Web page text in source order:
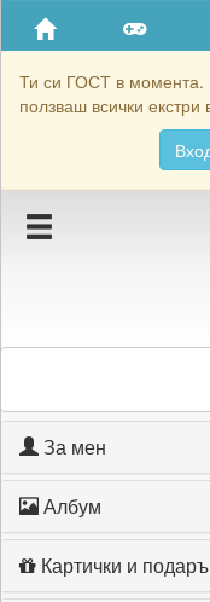
Ти си ГОСТ в момента.
ползваш всички екстри
Приятели
Хронология на
Подаръците на
Картичките на
За мен
Албум
Картички и